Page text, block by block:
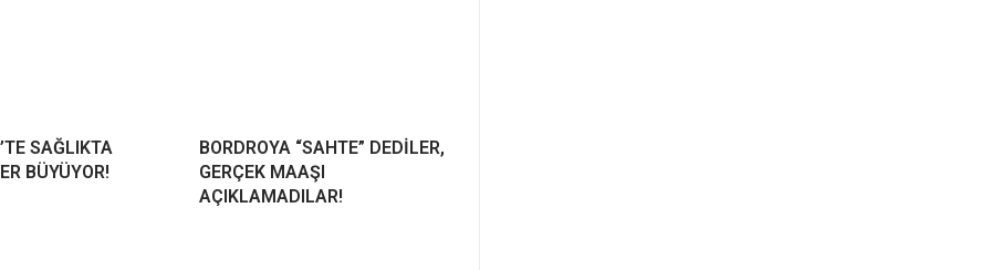
SAĞLIKTA
BÜYÜYOR!
BORDROYA “SAHTE” DEDİLER,
GERÇEK MAAŞI
AÇIKLAMADILAR!